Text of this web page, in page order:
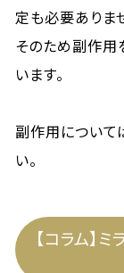
定も必要ありま
そのため副作用
います。
副作用について
い。
【コラム】